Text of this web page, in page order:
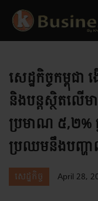
សេដ្ឋកិច្ចកម្ពុ
និងបន្តស្ថិតលើម
ប្រមាណ ៥,២%
ប្រឈមនឹងបញ្ហ
សេដ្ឋកិច្ច April 28,